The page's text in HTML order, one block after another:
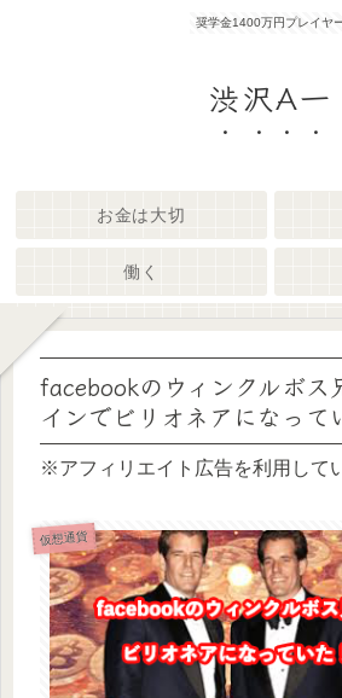
奨学金1400万円プレイヤ
渋沢A一
お金は大切
働く
facebookのウィンクルボス
インでビリオネアになって
※アフィリエイト広告を利用して
仮想通貨